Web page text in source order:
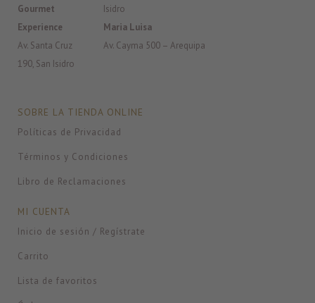
Gourmet
Experience
Av. Santa Cruz
190, San Isidro
Isidro
Maria Luisa
Av. Cayma 500 – Arequipa
SOBRE LA TIENDA ONLINE
Políticas de Privacidad
Términos y Condiciones
Libro de Reclamaciones
MI CUENTA
Inicio de sesión / Regístrate
Carrito
Lista de favoritos